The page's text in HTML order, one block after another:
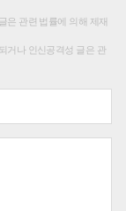
은 관련 법률에 의해 제재
거나 인신공격성 글은 관